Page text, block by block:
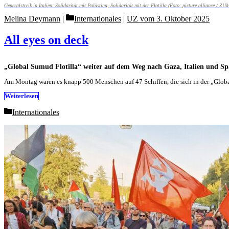
Generalstreik in Italien: Solidarität mit Palästina, Solidarität mit der Flotilla (Foto: picture alliance /
„Global Sumud Flotilla“ weiter auf dem Weg nach Gaza, Italien und
All eyes on deck
Melina Deymann Categories
Internationales | UZ vom 3. Oktober 2025
Am Montag waren es knapp 500 Menschen auf 47 Schiffen, die sich in der
Weiterlesen
Categories
Internationales